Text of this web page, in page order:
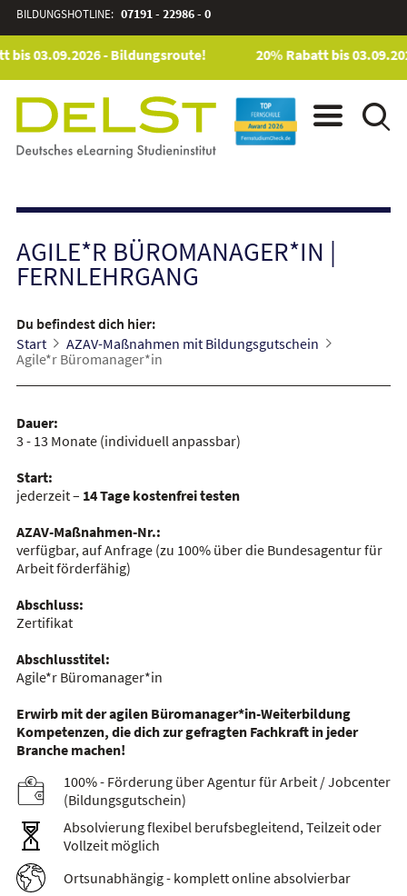
BILDUNGSHOTLINE: 07191 - 22986 - 0
bis 03.09.2026 - Bildungsroute! 20% Rabatt bis
AGILE*R BÜROMANAGER*IN |
FERNLEHRGANG
Du befindest dich hier:
Start
AZAV-Maßnahmen mit Bildungsgutschein
Agile*r Büromanager*in
Dauer:
3 - 13 Monate(individuell anpassbar)
Start:
jederzeit – 14 Tage kostenfrei testen
AZAV-Maßnahmen-Nr.:
verfügbar, auf Anfrage(zu 100% über die Bundesagentur für
Arbeit förderfähig)
Abschluss:
Zertifikat
Abschlusstitel:
Agile*r Büromanager*in
Erwirb mit der agilen Büromanager*in-Weiterbildung
Kompetenzen, die dich zur gefragten Fachkraft in jeder
Branche machen!
100% - Förderung über Agentur für Arbeit / Jobcenter
(Bildungsgutschein)
Absolvierung flexibel berufsbegleitend, Teilzeit oder
Vollzeit möglich
Ortsunabhängig - komplett online absolvierbar